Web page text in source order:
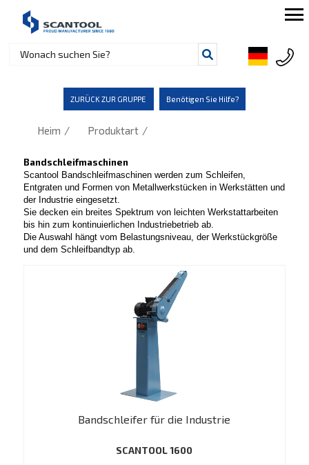
ZURÜCK ZUR GRUPPE Benötigen Sie Hilfe?
Heim / Produktart /
Bandschleifmaschinen
Scantool Bandschleifmaschinen werden zum Schleifen,
Entgraten und Formen von Metallwerkstücken in Werkstätten und
der Industrie eingesetzt.
Sie decken ein breites Spektrum von leichten Werkstattarbeiten
bis hin zum kontinuierlichen Industriebetrieb ab.
Die Auswahl hängt vom Belastungsniveau, der Werkstückgröße
und dem Schleifbandtyp ab.
Bandschleifer für die Industrie
SCANTOOL 1600